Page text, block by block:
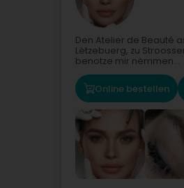
Den Atelier de Beauté
Lëtzebuerg, zu
benotze mir nëmmen...
Online bestellen